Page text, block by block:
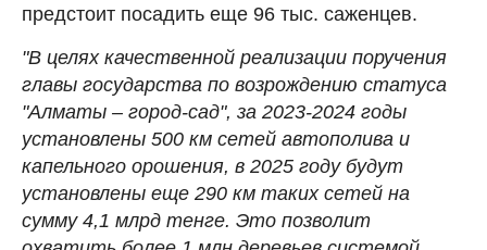
предстоит посадить еще 96 тыс. саженцев.
"В целях качественной реализации поручения
главы государства по возрождению статуса
"Алматы – город-сад", за 2023-2024 годы
установлены 500 км сетей автополива и
капельного орошения, в 2025 году будут
установлены еще 290 км таких сетей на
сумму 4,1 млрд тенге. Это позволит